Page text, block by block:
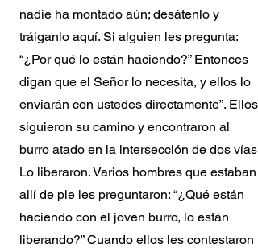
nadie ha montado aún; desátenlo y
tráiganlo aquí. Si alguien les pregunta:
“¿Por qué lo están haciendo?” Entonces
digan que el Señor lo necesita, y ellos lo
enviarán con ustedes directamente”. Ellos
siguieron su camino y encontraron al
burro atado en la intersección de dos vías.
Lo liberaron. Varios hombres que estaban
allí de pie les preguntaron: “¿Qué están
haciendo con el joven burro, lo están
liberando?” Cuando ellos les contestaron